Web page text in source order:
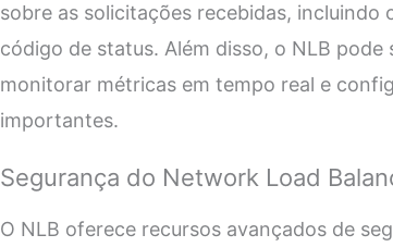
sobre as solicitações recebidas,
código de status. Além disso, o NLB
monitorar métricas em tempo real e
importantes.
Segurança do Network Load
O NLB oferece recursos avançados de